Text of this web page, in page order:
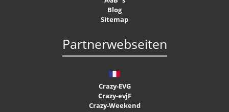
Blog
Sitemap
Partnerwebseiten
Crazy-EVG
Crazy-evjF
Crazy-Weekend